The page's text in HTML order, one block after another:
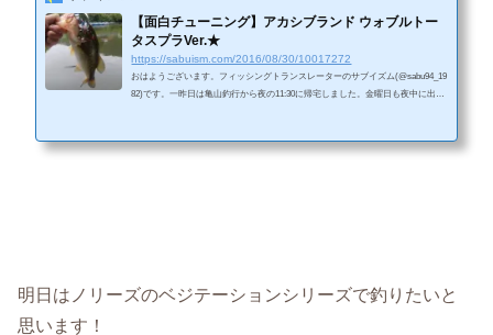
【面白チューニング】アカシブランド ウォブルトー
タスプラVer.★
https://sabuism.com/2016/08/30/10017272
おはようございます。フィッシングトランスレーターのサブイズム(@sabu94_19
82)です。一昨日は亀山釣行から夜の11:30に帰宅しました。金曜日も夜中に出た
明日はノリーズのベジテーションシリーズで釣りたいと
思います！